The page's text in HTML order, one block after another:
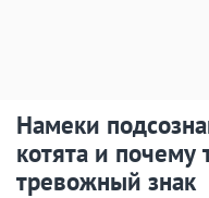
Намеки
котята и
тревожный знак